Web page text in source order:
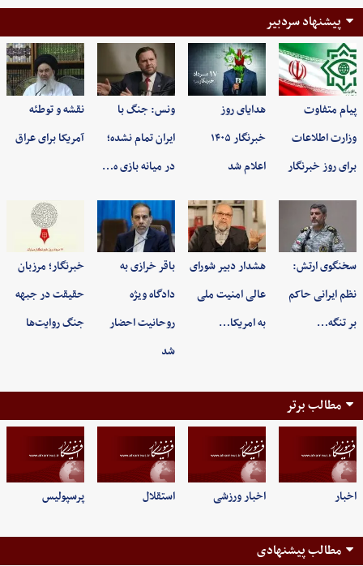
پیشنهاد سردبیر
پیام متفاوت
وزارت اطلاعات
برای روز خبرنگار
هدایای روز
خبرنگار ۱۴۰۵
اعلام شد
ونس: جنگ با
ایران تمام نشده؛
در میانه بازی ه…
نقشه و توطئه
آمریکا برای عراق
سخنگوی ارتش:
نظم ایرانی حاکم
بر تنگه…
هشدار دبیر شورای
عالی امنیت ملی
به امریکا…
باقر خرازی به
دادگاه ویژه
روحانیت احضار
شد
خبرنگار؛ مرزبان
حقیقت در جبهه
جنگ روایت‌ها
مطالب برتر
اخبار اخبار ورزشی استقلال پرسپولیس
مطالب پیشنهادی